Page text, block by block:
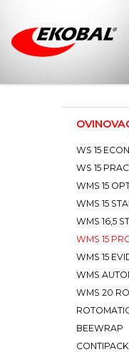
WS 15
WS 15
WMS 15
WMS 15
WMS 16,5
WMS 15
WMS 15
WMS
WMS 20
BEEWRAP